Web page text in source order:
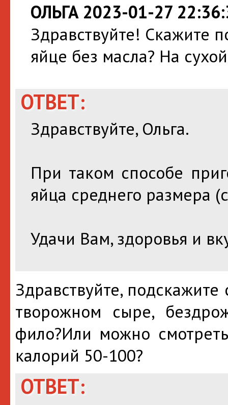
ОЛЬГА 2023-01-27
Здравствуйте! Скажите
яйце без масла? На
ОТВЕТ:
Здравствуйте, Ольга.
При таком способе
яйца среднего размера
Удачи Вам, здоровья и
Здравствуйте,
творожном сыре,
фило?Или можно
калорий 50-100?
ОТВЕТ: